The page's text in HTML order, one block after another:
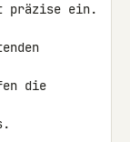
präzise ein.
die